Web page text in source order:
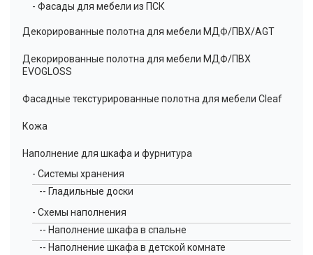
- Фасады для мебели из ПСК
Декорированные полотна для мебели МДФ/ПВХ/AGT
Декорированные полотна для мебели МДФ/ПВХ
EVOGLOSS
Фасадные текстурированные полотна для мебели Cleaf
Кожа
Наполнение для шкафа и фурнитура
- Системы хранения
-- Гладильные доски
- Схемы наполнения
-- Наполнение шкафа в спальне
-- Наполнение шкафа в детской комнате